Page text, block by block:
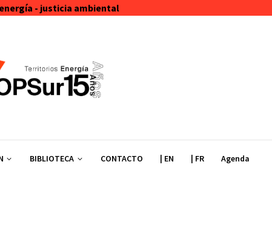
- justicia ambiental
BIBLIOTECA CONTACTO | EN | FR Agenda